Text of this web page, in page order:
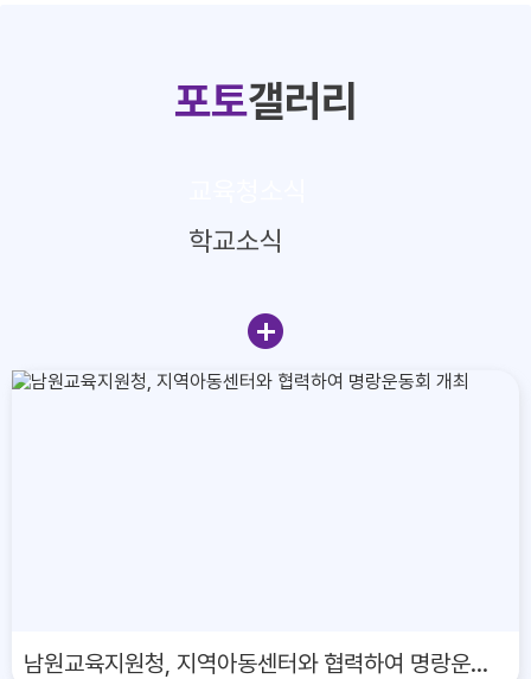
포토갤러리
학교소식
남원교육지원청, 지역아동센터와 협력하여 명랑운동회 개최